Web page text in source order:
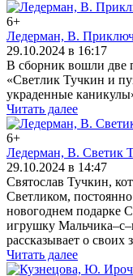
6+
Ледерман, В.
29.10.2024 в 16:17
В сборник вошли две
«Светлик Тучкин и
украденные
Читать далее
6+
Ледерман, В. Светик
29.10.2024 в 14:47
Святослав Тучкин,
Светликом,
новогоднем подарке
игрушку
рассказывает о
Читать далее